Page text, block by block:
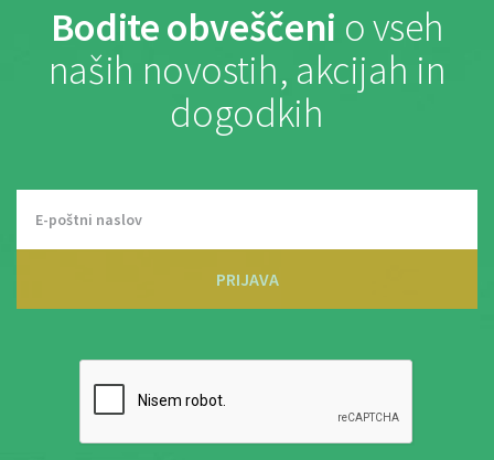
Bodite obveščeni o vseh
naših novostih, akcijah in
dogodkih
PRIJAVA